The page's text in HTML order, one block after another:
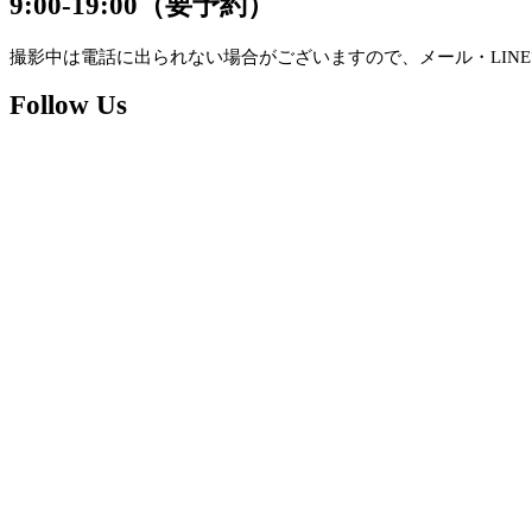
撮影中は電話に出られない場合がございますので、メール・LINE
Follow Us